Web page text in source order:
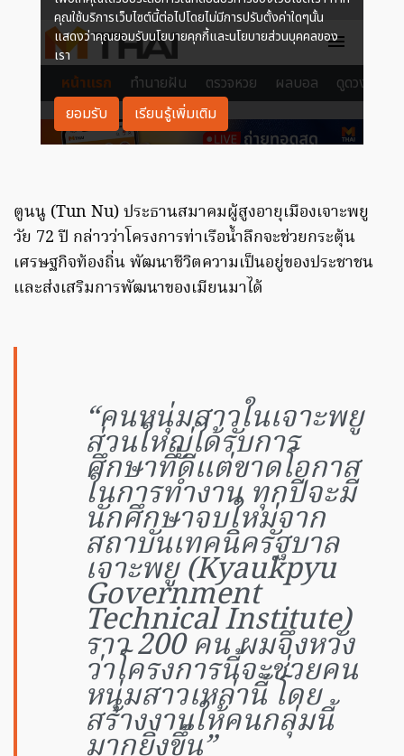
ตูนนู (Tun Nu) ประธานสมาคมผู้สูงอายุเมืองเจาะพยู
วัย 72 ปี กล่าวว่าโครงการท่าเรือน้ำลึกจะช่วยกระตุ้น
เศรษฐกิจท้องถิ่น พัฒนาชีวิตความเป็นอยู่ของประชาชน
และส่งเสริมการพัฒนาของเมียนมาได้
“คนหนุ่มสาวในเจาะพยู
ส่วนใหญ่ได้รับการ
ศึกษาที่ดีแต่ขาดโอกาส
ในการทำงาน ทุกปีจะมี
นักศึกษาจบใหม่จาก
สถาบันเทคนิครัฐบาล
เจาะพยู (Kyaukpyu
Government
Technical Institute)
ราว 200 คน ผมจึงหวัง
ว่าโครงการนี้จะช่วยคน
หนุ่มสาวเหล่านี้ โดย
สร้างงานให้คนกลุ่มนี้